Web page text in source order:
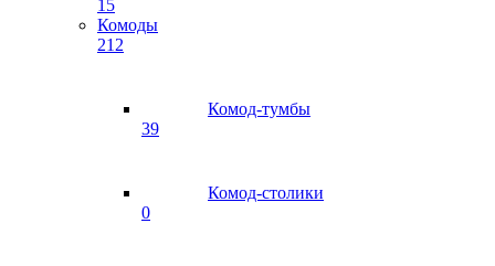
15
Комоды
212
Комод-тумбы
39
Комод-столики
0